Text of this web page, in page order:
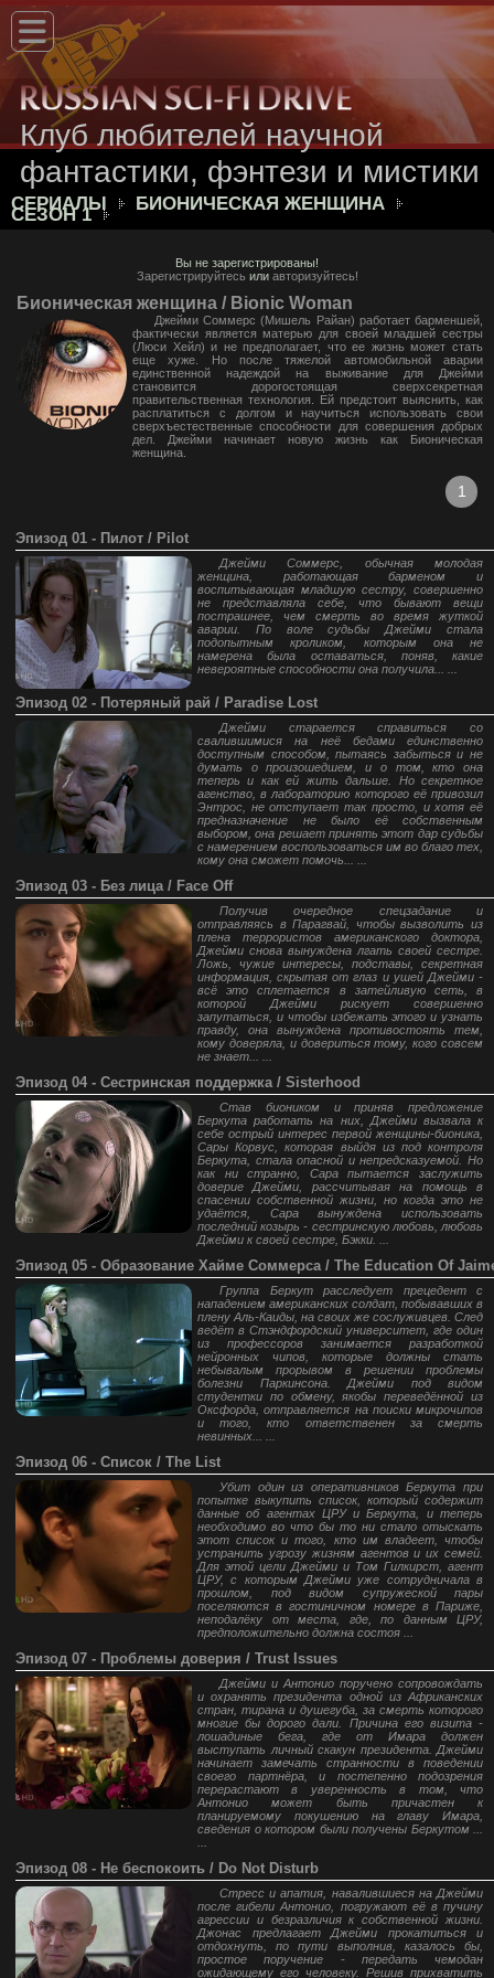
Клуб любителей научной
фантастики, фэнтези и мистики
СЕРИАЛЫ БИОНИЧЕСКАЯ ЖЕНЩИНА
СЕЗОН 1
Вы не зарегистрированы!
Зарегистрируйтесьили авторизуйтесь!
Бионическая женщина / Bionic Woman
Джейми Соммерс (Мишель Райан) работает барменшей,
фактически является матерью для своей младшей сестры
(Люси Хейл) и не предполагает, что ее жизнь может стать
еще хуже. Но после тяжелой автомобильной аварии
единственной надеждой на выживание для Джейми
становится дорогостоящая сверхсекретная
правительственная технология. Ей предстоит выяснить, как
расплатиться с долгом и научиться использовать свои
сверхъестественные способности для совершения добрых
дел. Джейми начинает новую жизнь как Бионическая
женщина.
1
Эпизод 01 - Пилот / Pilot
Джейми Соммерс, обычная молодая
женщина, работающая барменом и
воспитывающая младшую сестру, совершенно
не представляла себе, что бывают вещи
пострашнее, чем смерть во время жуткой
аварии. По воле судьбы Джейми стала
подопытным кроликом, которым она не
намерена была оставаться, поняв, какие
невероятные способности она получила... ...
Эпизод 02 - Потеряный рай / Paradise Lost
Джейми старается справиться со
свалившимися на неё бедами единственно
доступным способом, пытаясь забыться и не
думать о произошедшем, и о том, кто она
теперь и как ей жить дальше. Но секретное
агенство, в лабораторию которого её привозил
Энтрос, не отступает так просто, и хотя её
предназначение не было её собственным
выбором, она решает принять этот дар судьбы
с намерением воспользоваться им во благо тех,
кому она сможет помочь... ...
Эпизод 03 - Без лица / Face Off
Получив очередное спецзадание и
отправляясь в Парагвай, чтобы вызволить из
плена террористов американского доктора,
Джейми снова вынуждена лгать своей сестре.
Ложь, чужие интересы, подставы, секретная
информация, скрытая от глаз и ушей Джейми -
всё это сплетается в затейливую сеть, в
которой Джейми рискует совершенно
запутаться, и чтобы избежать этого и узнать
правду, она вынуждена противостоять тем,
кому доверяла, и довериться тому, кого совсем
не знает... ...
Эпизод 04 - Сестринская поддержка / Sisterhood
Став биоником и приняв предложение
Беркута работать на них, Джейми вызвала к
себе острый интерес первой женщины-бионика,
Сары Корвус, которая выйдя из под контроля
Беркута, стала опасной и непредсказуемой. Но
как ни странно, Сара пытается заслужить
доверие Джейми, рассчитывая на помощь в
спасении собственной жизни, но когда это не
удаётся, Сара вынуждена использовать
последний козырь - сестринскую любовь, любовь
Джейми к своей сестре, Бэкки. ...
Эпизод 05 - Образование Хайме Соммерса / The Education Of
Группа Беркут расследует прецедент с
нападением американских солдат, побывавших в
плену Аль-Каиды, на своих же сослуживцев. След
ведёт в Стэндфордский университет, где один
из профессоров занимается разработкой
нейронных чипов, которые должны стать
небывалым прорывом в решении проблемы
болезни Паркинсона. Джейми под видом
студентки по обмену, якобы переведённой из
Оксфорда, отправляется на поиски микрочипов
и того, кто ответственен за смерть
невинных... ...
Эпизод 06 - Список / The List
Убит один из оперативников Беркута при
попытке выкупить список, который содержит
данные об агентах ЦРУ и Беркута, и теперь
необходимо во что бы то ни стало отыскать
этот список и того, кто им владеет, чтобы
устранить угрозу жизням агентов и их семей.
Для этой цели Джейми и Том Гилкирст, агент
ЦРУ, с которым Джейми уже сотрудничала в
прошлом, под видом супружеской пары
поселяются в гостиничном номере в Париже,
неподалёку от места, где, по данным ЦРУ,
предположительно должна состоя ...
Эпизод 07 - Проблемы доверия / Trust Issues
Джейми и Антонио поручено сопровождать
и охранять президента одной из Африканских
стран, тирана и душегуба, за смерть которого
многие бы дорого дали. Причина его визита -
лошадиные бега, где от Имара должен
выступать личный скакун президента. Джейми
начинает замечать странности в поведении
своего партнёра, и постепенно подозрения
перерастают в уверенность в том, что
Антонио может быть причастен к
планируемому покушению на главу Имара,
сведения о котором были получены Беркутом ...
Эпизод 08 - Не беспокоить / Do Not Disturb
Стресс и апатия, навалившиеся на Джейми
после гибели Антонио, погружают её в пучину
агрессии и безразличия к собственной жизни.
Джонас предлагает Джейми прокатиться и
отдохнуть, по пути выполнив, казалось бы,
простое поручение - передать чемодан
ожидающему его человеку. Решив прихватить